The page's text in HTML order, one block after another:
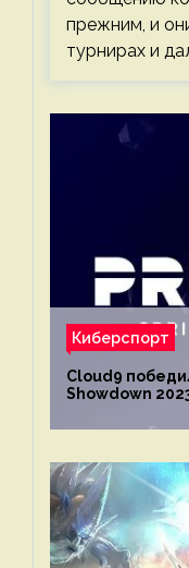
прежним, и
турнирах и
Киберспорт
Cloud9
Showdown